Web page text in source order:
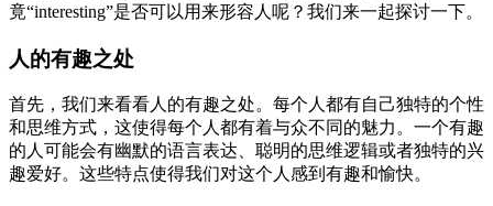
竟“interesting”是否可以用来形容人呢？我们来一起探讨一下。
人的有趣之处
首先，我们来看看人的有趣之处。每个人都有自己独特的个性
和思维方式，这使得每个人都有着与众不同的魅力。一个有趣
的人可能会有幽默的语言表达、聪明的思维逻辑或者独特的兴
趣爱好。这些特点使得我们对这个人感到有趣和愉快。